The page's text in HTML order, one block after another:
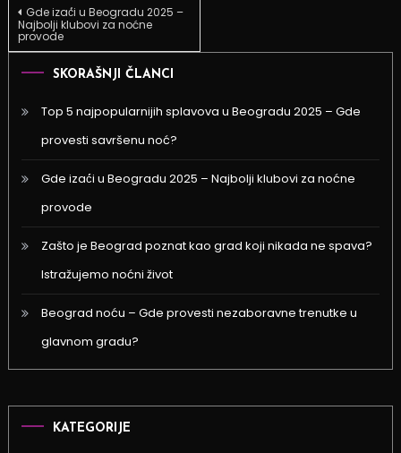
Kretanje
članka
Gde izać́i u Beogradu 2025 –
Najbolji klubovi za noćne
provode
SKORAŠNJI ČLANCI
Top 5 najpopularnijih splavova u Beogradu 2025 – Gde
provesti savršenu noć?
Gde izać́i u Beogradu 2025 – Najbolji klubovi za noćne
provode
Zašto je Beograd poznat kao grad koji nikada ne spava?
Istražujemo noćni život
Beograd noću – Gde provesti nezaboravne trenutke u
glavnom gradu?
KATEGORIJE